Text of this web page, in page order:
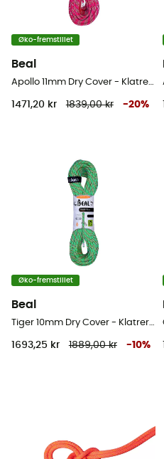
Øko-fremstillet
Beal
1471,20 kr 1839,00 kr -20%
Øko-fremstillet
Beal
1693,25 kr 1889,00 kr -10%